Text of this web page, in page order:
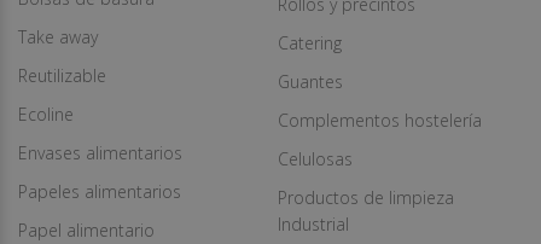
Take away
Reutilizable
Ecoline
Envases alimentarios
Papeles alimentarios
Papel alimentario
Rollos y precintos
Catering
Guantes
Complementos hostelería
Celulosas
Productos de limpieza
Industrial